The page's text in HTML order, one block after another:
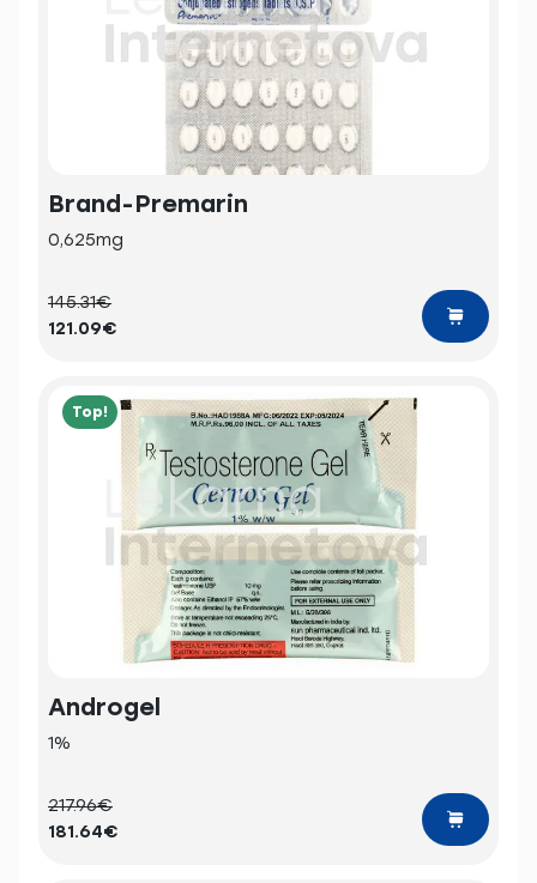
Brand-Premarin
0,625mg
145.31€
121.09€
Top!
Androgel
1%
217.96€
181.64€